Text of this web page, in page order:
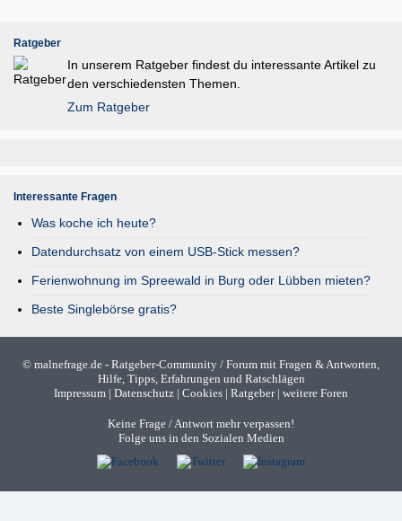
Ratgeber
In unserem Ratgeber findest du interessante Artikel zu
den verschiedensten Themen.
Zum Ratgeber
Interessante Fragen
Was koche ich heute?
Datendurchsatz von einem USB-Stick messen?
Ferienwohnung im Spreewald in Burg oder Lübben mieten?
Beste Singlebörse gratis?
© malnefrage.de - Ratgeber-Community / Forum mit Fragen & Antworten,
Hilfe, Tipps, Erfahrungen und Ratschlägen
Impressum | Datenschutz | Cookies | Ratgeber| weitere Foren
Keine Frage / Antwort mehr verpassen!
Folge uns in den Sozialen Medien